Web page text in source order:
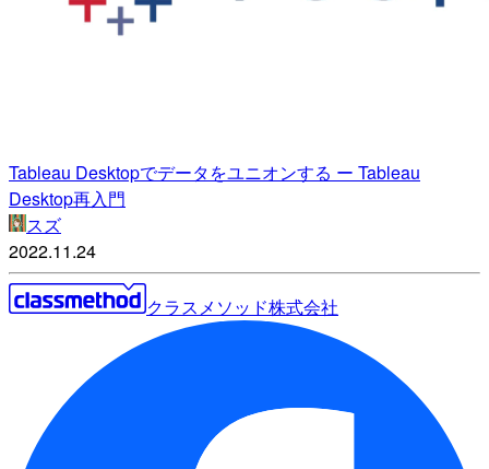
Tableau Desktopでデータをユニオンする ー Tableau
Desktop再入門
スズ
2022.11.24
クラスメソッド株式会社